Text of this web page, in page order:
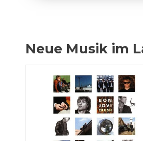
Neue Musik im